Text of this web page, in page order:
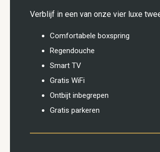
Verblijf in een van onze vier luxe
Comfortabele boxspring
Regendouche
Smart TV
Gratis WiFi
Ontbijt inbegrepen
Gratis parkeren